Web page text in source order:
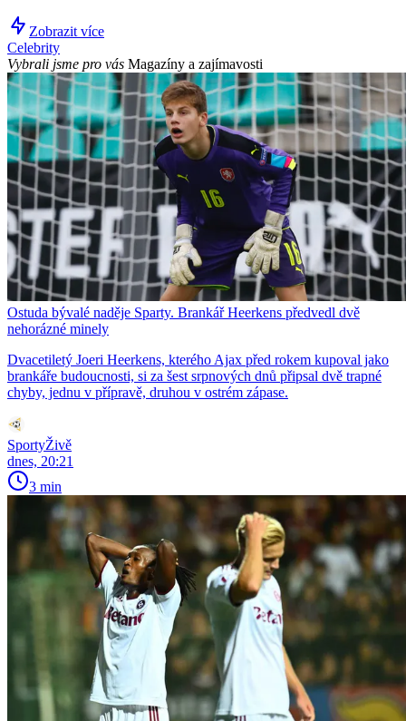
Zobrazit více
Celebrity
Vybrali jsme pro vás Magazíny a zajímavosti
Ostuda bývalé naděje Sparty. Brankář Heerkens předvedl dvě
nehorázné minely
Dvacetiletý Joeri Heerkens, kterého Ajax před rokem kupoval jako
brankáře budoucnosti, si za šest srpnových dnů připsal dvě trapné
chyby, jednu v přípravě, druhou v ostrém zápase.
SportyŽivě
dnes, 20:21
3 min